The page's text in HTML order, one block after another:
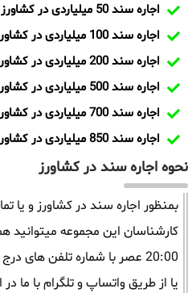
اجاره سند 50 میلیاردی در کشاورز
اجاره سند 100 میلیاردی در کشاورز
اجاره سند 200 میلیاردی در کشاورز
اجاره سند 500 میلیاردی در کشاورز
اجاره سند 700 میلیاردی در کشاورز
اجاره سند 850 میلیاردی در کشاورز
نحوه اجاره سند در کشاورز
بمنظور اجاره سند در کشاورز و یا
20:00 عصر با شماره تلفن
یا از طریق واتساپ و تلگرام با ما در